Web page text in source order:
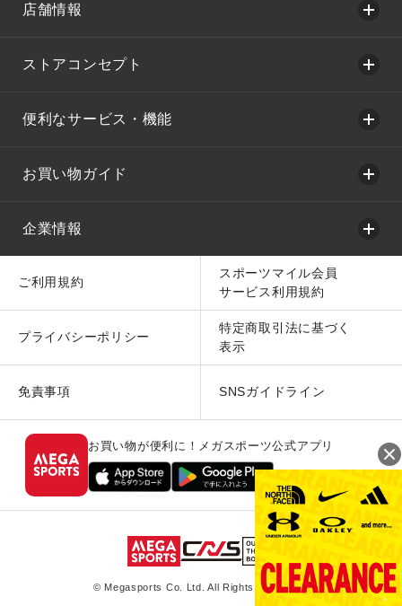
店舗情報
ストアコンセプト
便利なサービス・機能
お買い物ガイド
企業情報
ご利用規約
スポーツマイル会員
サービス利用規約
プライバシーポリシー
特定商取引法に基づく
表示
免責事項 SNSガイドライン
お買い物が便利に！メガスポーツ公式アプリ
© Megasports Co. Ltd. All Rights Reserved.